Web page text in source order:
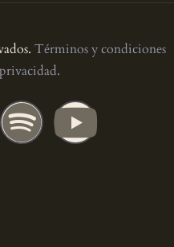
Términos y condiciones